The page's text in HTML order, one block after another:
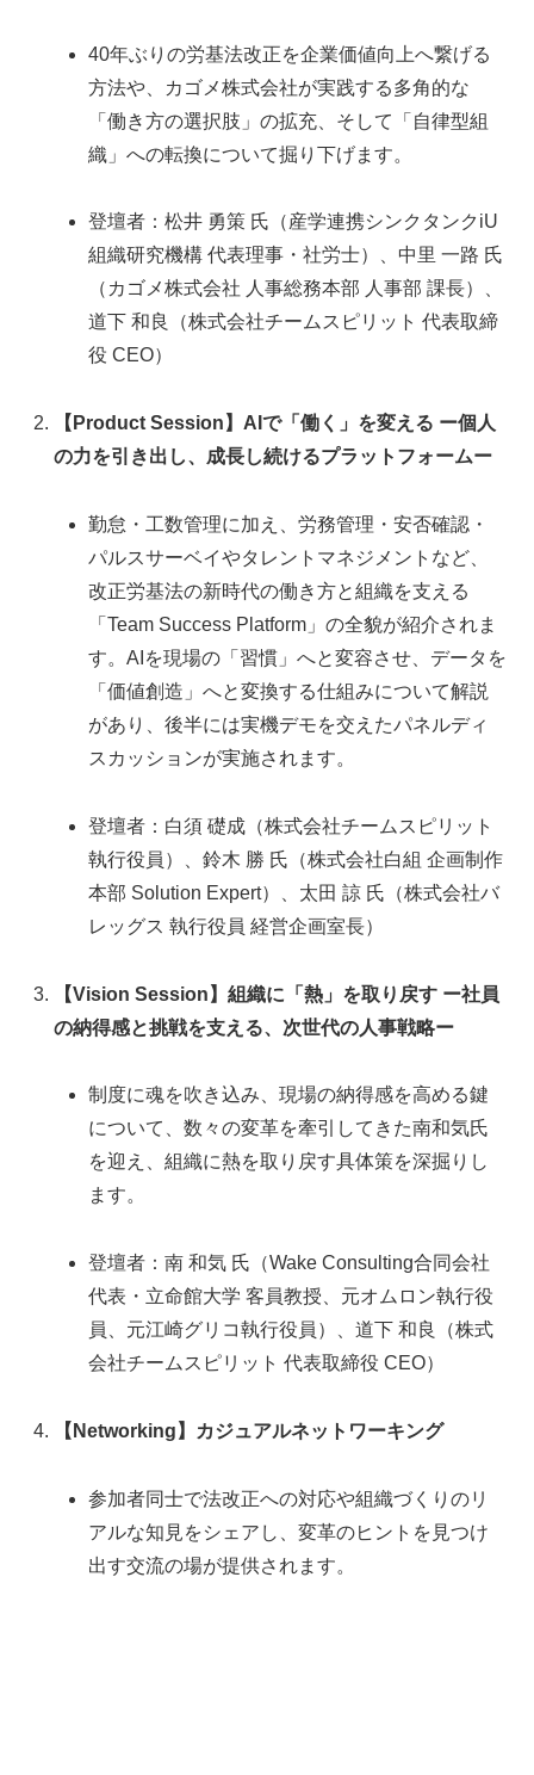
40年ぶりの労基法改正を企業価値向上へ繋げる
方法や、カゴメ株式会社が実践する多角的な
「働き方の選択肢」の拡充、そして「自律型組
織」への転換について掘り下げます。
登壇者：松井 勇策 氏（産学連携シンクタンクiU
組織研究機構 代表理事・社労士）、中里 一路 氏
（カゴメ株式会社 人事総務本部 人事部 課長）、
道下 和良（株式会社チームスピリット 代表取締
役 CEO）
【Product Session】AIで「働く」を変える ー個人
の力を引き出し、成長し続けるプラットフォームー
勤怠・工数管理に加え、労務管理・安否確認・
パルスサーベイやタレントマネジメントなど、
改正労基法の新時代の働き方と組織を支える
「Team Success Platform」の全貌が紹介されま
す。AIを現場の「習慣」へと変容させ、データを
「価値創造」へと変換する仕組みについて解説
があり、後半には実機デモを交えたパネルディ
スカッションが実施されます。
登壇者：白須 礎成（株式会社チームスピリット
執行役員）、鈴木 勝 氏（株式会社白組 企画制作
本部 Solution Expert）、太田 諒 氏（株式会社バ
レッグス 執行役員 経営企画室長）
【Vision Session】組織に「熱」を取り戻す ー社員
の納得感と挑戦を支える、次世代の人事戦略ー
制度に魂を吹き込み、現場の納得感を高める鍵
について、数々の変革を牽引してきた南和気氏
を迎え、組織に熱を取り戻す具体策を深掘りし
ます。
登壇者：南 和気 氏（Wake Consulting合同会社
代表・立命館大学 客員教授、元オムロン執行役
員、元江崎グリコ執行役員）、道下 和良（株式
会社チームスピリット 代表取締役 CEO）
【Networking】カジュアルネットワーキング
参加者同士で法改正への対応や組織づくりのリ
アルな知見をシェアし、変革のヒントを見つけ
出す交流の場が提供されます。